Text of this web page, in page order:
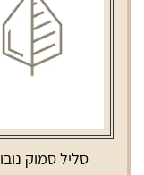
סליל סמוק נובו 0.8